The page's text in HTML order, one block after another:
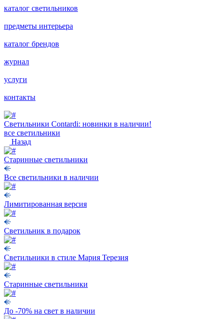
каталог светильников
предметы интерьера
каталог брендов
журнал
услуги
контакты
Светильники Contardi: новинки в наличии!
все светильники
Назад
Старинные светильники
Все светильники в наличии
Лимитированная версия
Светильник в подарок
Светильники в стиле Мария Терезия
Старинные светильники
До -70% на свет в наличии